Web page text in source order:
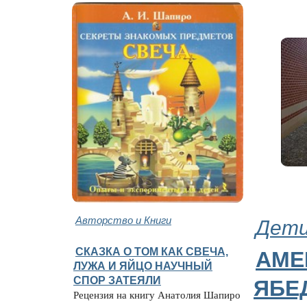
Авторство и Книги
СКАЗКА О ТОМ КАК СВЕЧА,
ЛУЖА И ЯЙЦО НАУЧНЫЙ
СПОР ЗАТЕЯЛИ
Рецензия на книгу Анатолия Шапиро